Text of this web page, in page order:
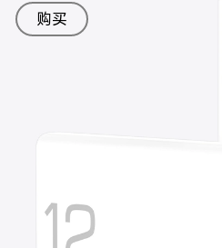
购买